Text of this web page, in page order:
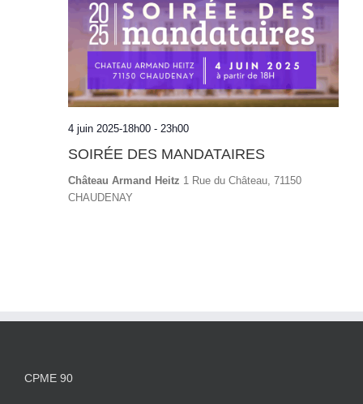
4 juin 2025-18h00 - 23h00
SOIRÉE DES MANDATAIRES
Château Armand Heitz 1 Rue du Château, 71150
CHAUDENAY
CPME 90